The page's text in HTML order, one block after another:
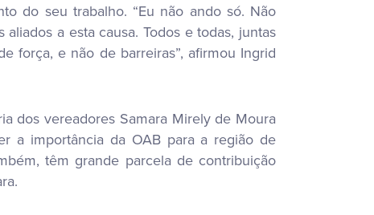
do seu trabalho. “Eu não ando só. Não
a esta causa. Todos e todas, juntas
força, e não de barreiras”, afirmou Ingrid
dos vereadores Samara Mirely de Moura
a importância da OAB para a região de
têm grande parcela de contribuição